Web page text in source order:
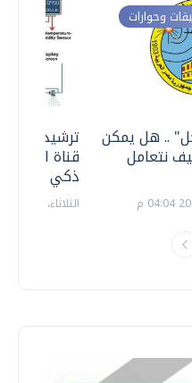
ترشيدا
قناة
ذكي
الثلاثاء، 14 يوليو 2026 06:11 م
وحوارات
.. هل يمكن
نتعامل